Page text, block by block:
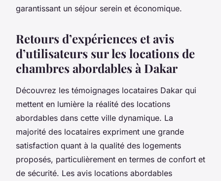
garantissant un séjour serein et économique.
Retours d’expériences et avis
d’utilisateurs sur les locations de
chambres abordables à Dakar
Découvrez les témoignages locataires Dakar qui
mettent en lumière la réalité des locations
abordables dans cette ville dynamique. La
majorité des locataires expriment une grande
satisfaction quant à la qualité des logements
proposés, particulièrement en termes de confort et
de sécurité. Les avis locations abordables